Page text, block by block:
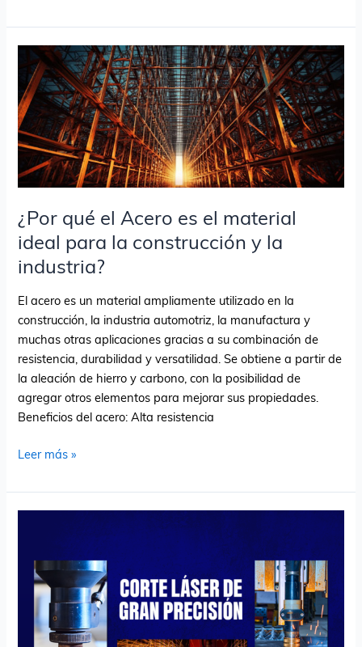
¿Por qué el Acero es el material
ideal para la construcción y la
industria?
El acero es un material ampliamente utilizado en la
construcción, la industria automotriz, la manufactura y
muchas otras aplicaciones gracias a su combinación de
resistencia, durabilidad y versatilidad. Se obtiene a partir de
la aleación de hierro y carbono, con la posibilidad de
agregar otros elementos para mejorar sus propiedades.
Beneficios del acero: Alta resistencia
¿Por
qué
el
Acero
es
el
material
ideal
para
la
construcción
y
industria?
Leer más »
precisión
Corte
Láser: